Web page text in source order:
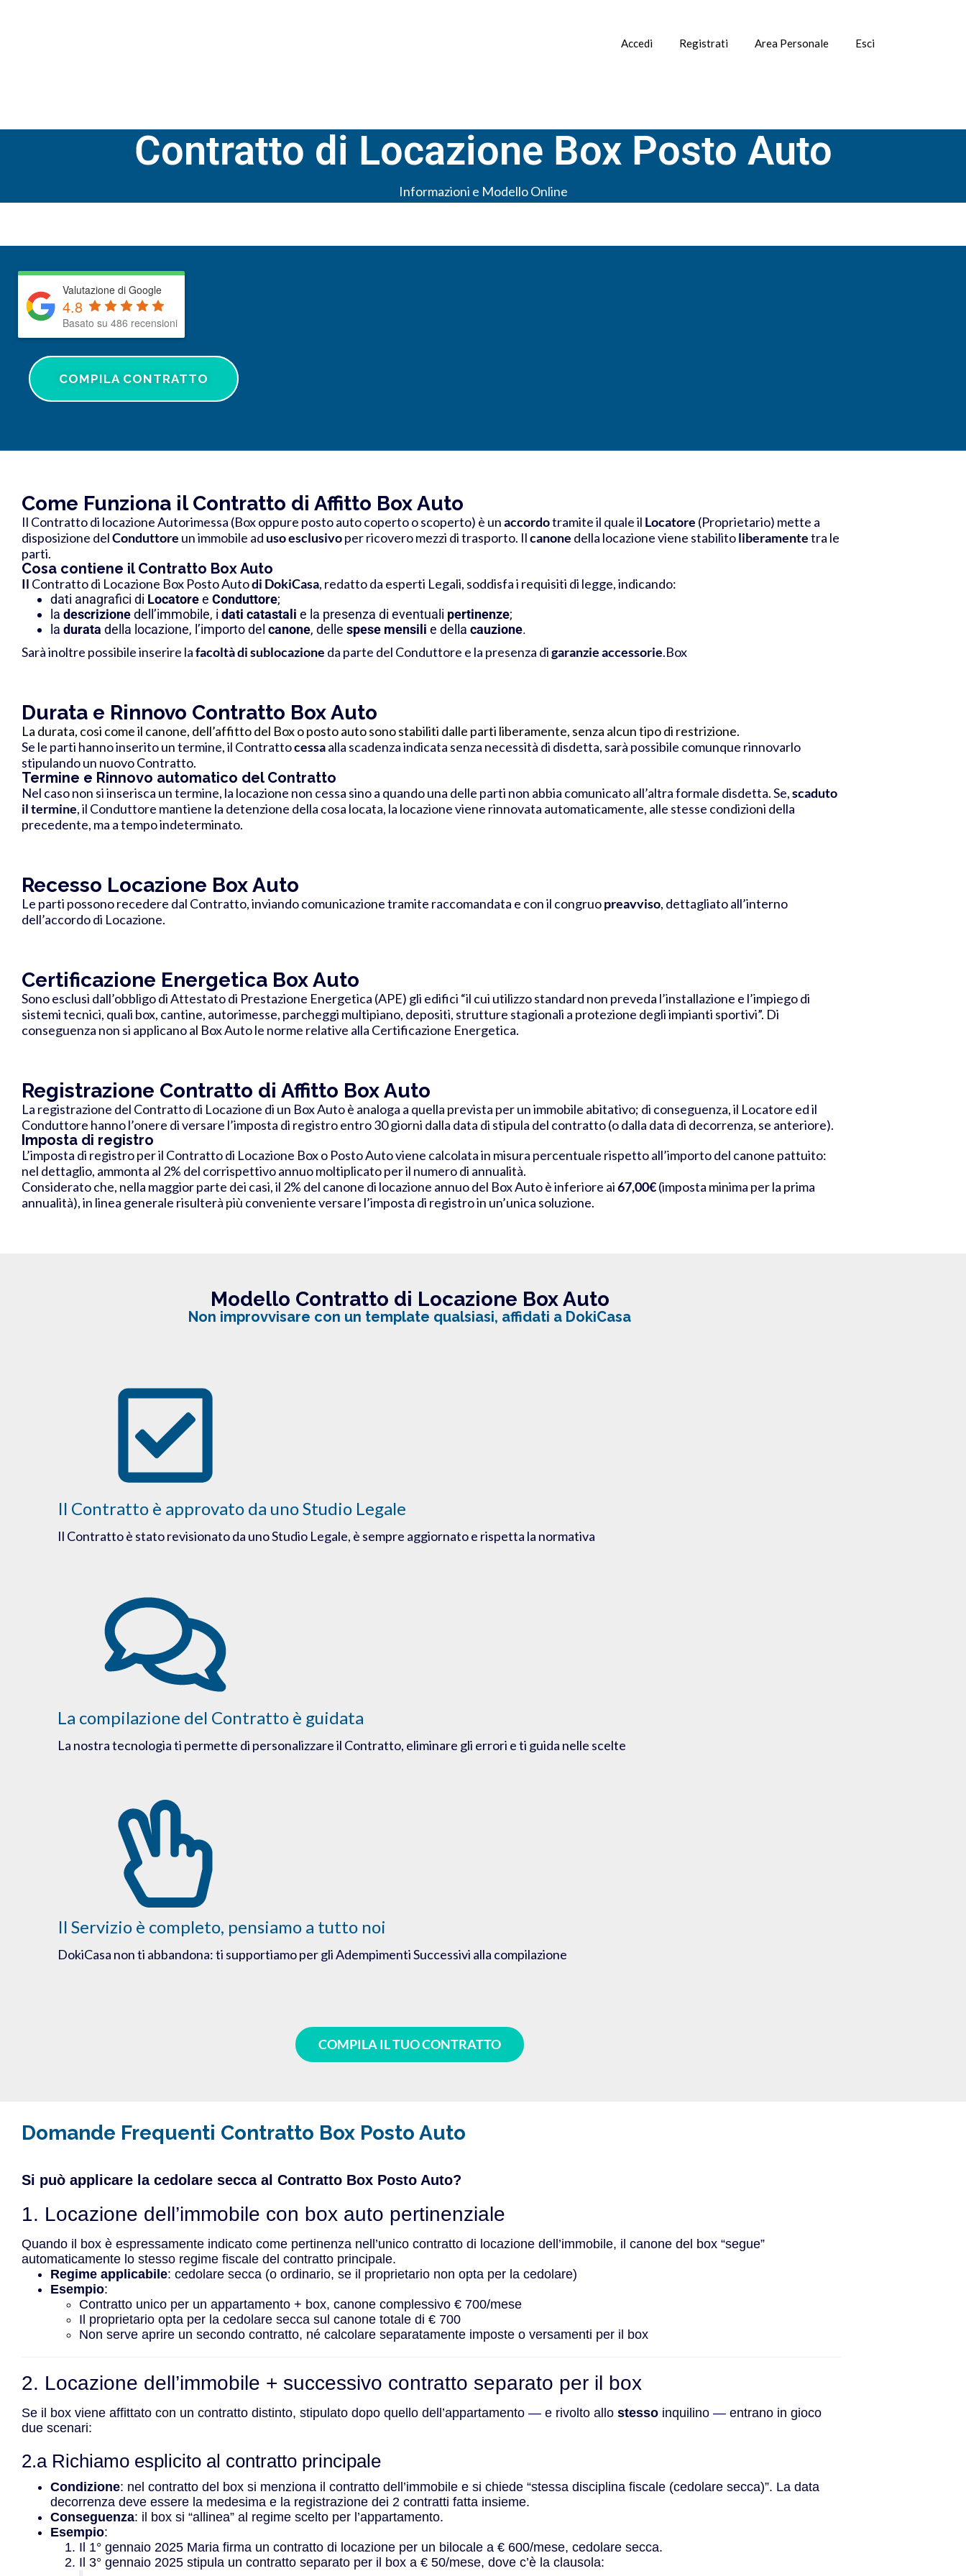
Accedi Registrati Area Personale Esci
Contratto di Locazione Box Posto Auto
Informazioni e Modello Online
Valutazione di Google
4.8
Basato su 486 recensioni
COMPILA CONTRATTO
Come Funziona il Contratto di Affitto Box Auto
Il Contratto di locazione Autorimessa (Box oppure posto auto coperto o scoperto) è unaccordotramite il quale il Locatore (Proprietario) mette a
disposizione delConduttore un immobile ad uso esclusivoper ricovero mezzi di trasporto. Ilcanone della locazione viene stabilitoliberamentetra le
parti.
Cosa contiene il Contratto Box Auto
Il Contratto di Locazione Box Posto Autodi DokiCasa, redatto da esperti Legali, soddisfa i requisiti di legge, indicando:
dati anagrafici di Locatoree Conduttore;
la descrizionedell’immobile, i dati catastali e la presenza di eventuali pertinenze;
la durata della locazione, l’importo del canone, delle spese mensili e della cauzione.
Sarà inoltre possibile inserire lafacoltà di sublocazione da parte del Conduttore e la presenza digaranzie accessorie.Box
Durata e Rinnovo Contratto Box Auto
La durata, cosi come il canone, dell’affitto del Box o posto auto sono stabiliti dalle parti liberamente, senza alcun tipo di restrizione.
Se le parti hanno inserito un termine, il Contrattocessaalla scadenza indicata senza necessità di disdetta, sarà possibile comunque rinnovarlo
stipulando un nuovo Contratto.
Termine e Rinnovo automatico del Contratto
Nel caso non si inserisca un termine, la locazione non cessa sino a quando una delle parti non abbia comunicato all’altra formale disdetta.Se,scaduto
il termine, il Conduttore mantiene la detenzione della cosa locata, la locazione viene rinnovata automaticamente, alle stesse condizioni della
precedente, ma a tempo indeterminato.
Recesso Locazione Box Auto
Le parti possono recedere dal Contratto, inviando comunicazione tramite raccomandata e con il congruopreavviso, dettagliato all’interno
dell’accordo di Locazione.
Certificazione Energetica Box Auto
Sono esclusi dall’obbligo di Attestato di Prestazione Energetica (APE) gli edifici “il cui utilizzo standard non preveda l’installazione e l’impiego di
sistemi tecnici, quali box, cantine, autorimesse, parcheggi multipiano, depositi, strutture stagionali a protezione degli impianti sportivi”. Di
conseguenza non si applicano al Box Autole norme relative alla Certificazione Energetica.
Registrazione Contratto di Affitto Box Auto
La registrazione del Contratto di Locazione di un Box Auto è analoga a quella prevista per un immobile abitativo; di conseguenza, il Locatore ed il
Conduttore hanno l’onere di versare l’imposta di registro entro 30 giorni dalla data di stipula del contratto (o dalla data di decorrenza, se anteriore).
Imposta di registro
L’imposta di registro per il Contratto di Locazione Box o Posto Auto viene calcolata in misura percentuale rispetto all’importo del canone pattuito:
nel dettaglio, ammonta al 2% del corrispettivo annuo moltiplicato per il numero di annualità.
Considerato che, nella maggior parte dei casi, il 2% del canone di locazione annuo del Box Auto è inferiore ai67,00€(imposta minima per la prima
annualità), in linea generale risulterà più conveniente versare l’imposta di registro in un’unica soluzione.
Modello Contratto di Locazione Box Auto
Non improvvisare con un template qualsiasi, affidati a DokiCasa
Il Contratto è approvato da uno Studio Legale
Il Contratto è stato revisionato da uno Studio Legale, è sempre aggiornato e rispetta la normativa
La compilazione del Contratto è guidata
La nostra tecnologia ti permette di personalizzare il Contratto, eliminare gli errori e ti guida nelle scelte
Il Servizio è completo, pensiamo a tutto noi
DokiCasa non ti abbandona: ti supportiamo per gli Adempimenti Successivi alla compilazione
COMPILA IL TUO CONTRATTO
Domande Frequenti Contratto Box Posto Auto
Si può applicare la cedolare secca al Contratto Box Posto Auto?
1. Locazione dell’immobile con box auto pertinenziale
Quando il box è espressamente indicato come pertinenza nell’unico contratto di locazione dell’immobile, il canone del box “segue”
automaticamente lo stesso regime fiscale del contratto principale.
Regime applicabile: cedolare secca (o ordinario, se il proprietario non opta per la cedolare)
Esempio:
Contratto unico per un appartamento + box, canone complessivo € 700/mese
Il proprietario opta per la cedolare secca sul canone totale di € 700
Non serve aprire un secondo contratto, né calcolare separatamente imposte o versamenti per il box
2. Locazione dell’immobile + successivo contratto separato per il box
Se il box viene affittato con un contratto distinto, stipulato dopo quello dell’appartamento — e rivolto allo stesso inquilino — entrano in gioco
due scenari:
2.a Richiamo esplicito al contratto principale
Condizione: nel contratto del box si menziona il contratto dell’immobile e si chiede “stessa disciplina fiscale (cedolare secca)”. La data
decorrenza deve essere la medesima e la registrazione dei 2 contratti fatta insieme.
Conseguenza: il box si “allinea” al regime scelto per l’appartamento.
Esempio:
Il 1° gennaio 2025 Maria firma un contratto di locazione per un bilocale a € 600/mese, cedolare secca.
Il 3° gennaio 2025 stipula un contratto separato per il box a € 50/mese, dove c’è la clausola: